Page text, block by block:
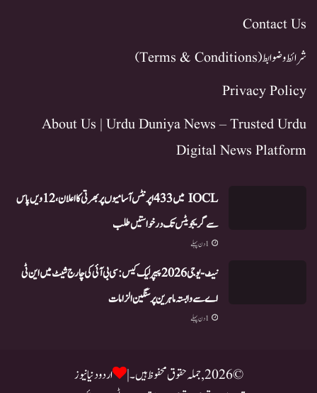
Contact Us
شرائط و ضوابط (Terms & Conditions)
Privacy Policy
About Us | Urdu Duniya News – Trusted Urdu
Digital News Platform
IOCL میں 433 اپرنٹس آسامیوں پر بھرتی کا اعلان، 12ویں پاس
سے گریجویٹس تک درخواستیں طلب
1 دن پہلے
نیٹ-یو جی 2026 پیپر لیک کیس: سی بی آئی کی چارج شیٹ میں این ٹی
اے سے وابستہ ماہرین پر سنگین الزامات
1 دن پہلے
© 2026, جملہ حقوق محفوظ ہیں۔ | اردو دنیا نیوز